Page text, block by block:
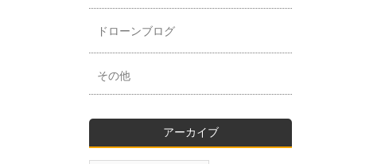
ドローンブログ
その他
アーカイブ